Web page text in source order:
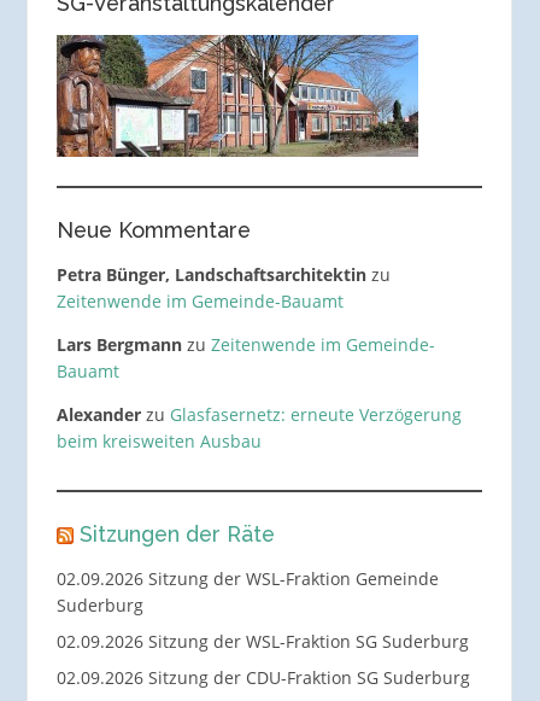
Neue Kommentare
Petra Bünger, Landschaftsarchitektinzu
Zeitenwende im Gemeinde-Bauamt
Lars Bergmannzu Zeitenwende im Gemeinde-
Bauamt
Alexanderzu Glasfasernetz: erneute Verzögerung
beim kreisweiten Ausbau
Sitzungen der Räte
02.09.2026 Sitzung der WSL-Fraktion Gemeinde
Suderburg
02.09.2026 Sitzung der WSL-Fraktion SG Suderburg
02.09.2026 Sitzung der CDU-Fraktion SG Suderburg